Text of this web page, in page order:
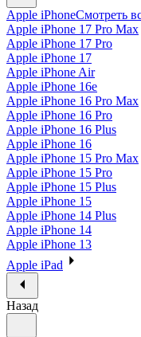
Apple iPhoneСмотреть
Apple iPhone 17 Pro Max
Apple iPhone 17 Pro
Apple iPhone 17
Apple iPhone Air
Apple iPhone 16e
Apple iPhone 16 Pro Max
Apple iPhone 16 Pro
Apple iPhone 16 Plus
Apple iPhone 16
Apple iPhone 15 Pro Max
Apple iPhone 15 Pro
Apple iPhone 15 Plus
Apple iPhone 15
Apple iPhone 14 Plus
Apple iPhone 14
Apple iPhone 13
Apple iPad
Назад